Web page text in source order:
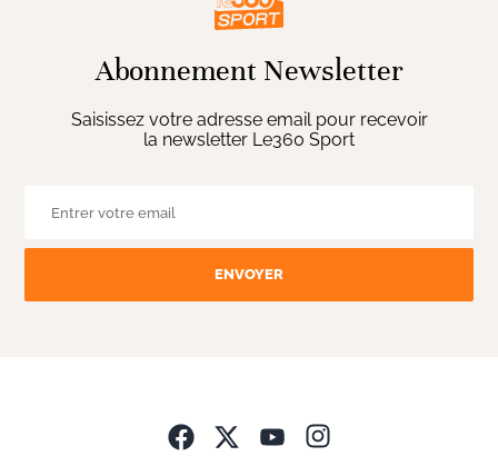
Abonnement Newsletter
Saisissez votre adresse email pour recevoir
la newsletter Le360 Sport
ENVOYER